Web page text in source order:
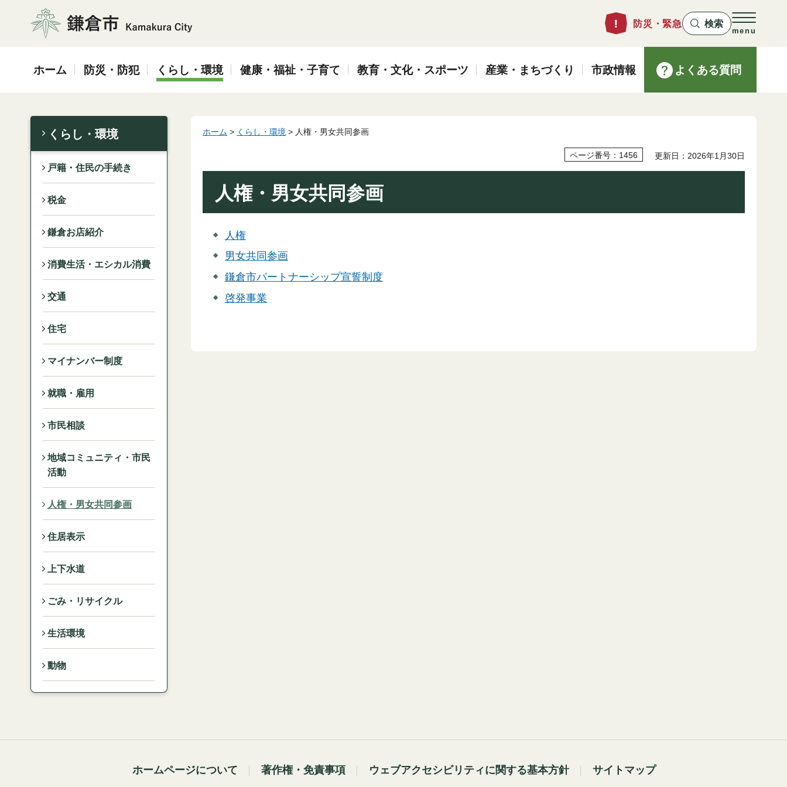
鎌倉市
防災・緊急 検索
menu
ホーム 防災・防犯 くらし・環境 健康・福祉・子育て 教育・文化・スポーツ 産業・まちづくり 市政情報 よくある質問
くらし・環境
戸籍・住民の手続き
税金
鎌倉お店紹介
消費生活・エシカル消費
交通
住宅
マイナンバー制度
就職・雇用
市民相談
地域コミュニティ・市民
活動
人権・男女共同参画
住居表示
上下水道
ごみ・リサイクル
生活環境
動物
ホーム > くらし・環境 > 人権・男女共同参画
ページ番号：1456 更新日：2026年1月30日
人権・男女共同参画
人権
男女共同参画
鎌倉市パートナーシップ宣誓制度
啓発事業
ホームページについて 著作権・免責事項 ウェブアクセシビリティに関する基本方針 サイトマップ